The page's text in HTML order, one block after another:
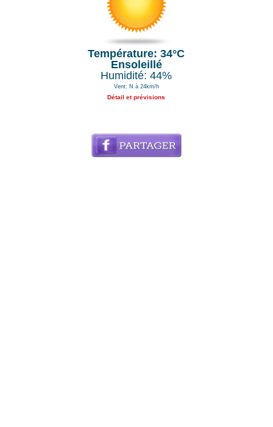
Température: 34°C
Ensoleillé
Humidité: 44%
Vent: N à 24km/h
Détail et prévisions